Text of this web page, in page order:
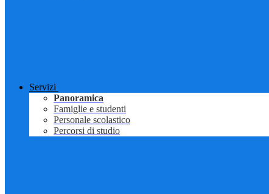
Servizi
Panoramica
Famiglie e studenti
Personale scolastico
Percorsi di studio